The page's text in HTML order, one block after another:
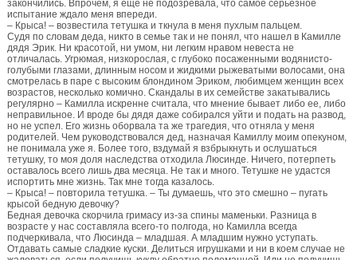
закончились. Впрочем, я еще не подозревала, что самое серьезное
испытание ждало меня впереди.
– Крыса! – возвестила тетушка и ткнула в меня пухлым пальцем.
Судя по словам деда, никто в семье так и не понял, что нашел в Камилле
дядя Эрик. Ни красотой, ни умом, ни легким нравом невеста не
отличалась. Угрюмая, низкорослая, с глубоко посаженными водянисто-
голубыми глазами, длинным носом и жидкими рыжеватыми волосами, она
смотрелась в паре с высоким блондином Эриком, любимцем женщин всех
возрастов, несколько комично. Скандалы в их семействе закатывались
регулярно – Камилла искренне считала, что мнение бывает либо ее, либо
неправильное. И вроде бы дядя даже собирался уйти и подать на развод,
но не успел. Его жизнь оборвала та же трагедия, что отняла у меня
родителей. Чем руководствовался дед, назначая Камиллу моим опекуном,
не понимала уже я. Более того, вздумай я взбрыкнуть и ослушаться
тетушку, то моя доля наследства отходила Люсинде. Ничего, потерпеть
оставалось всего лишь два месяца. Не так и много. Тетушке не удастся
испортить мне жизнь. Так мне тогда казалось.
– Крыса! – повторила тетушка. – Ты думаешь, что это смешно – пугать
крысой бедную девочку?
Бедная девочка скорчила гримасу из-за спины маменьки. Разница в
возрасте у нас составляла всего-то полгода, но Камилла всегда
подчеркивала, что Люсинда – младшая. А младшим нужно уступать.
Отдавать самые сладкие куски. Делиться игрушками и ни в коем случае не